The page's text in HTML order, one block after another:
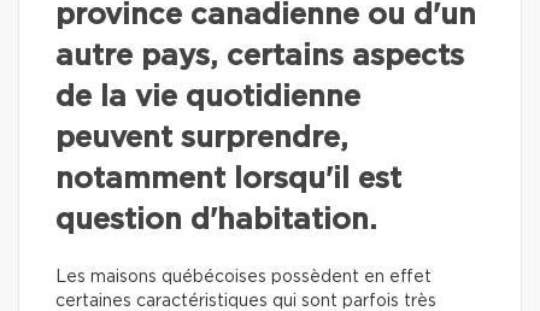
province canadienne ou d'un
autre pays, certains aspects
de la vie quotidienne
peuvent surprendre,
notamment lorsqu'il est
question d'habitation.
Les maisons québécoises possèdent en effet
certaines caractéristiques qui sont parfois très